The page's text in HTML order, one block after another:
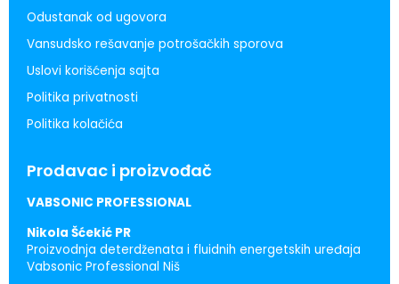
Odustanak od ugovora
Vansudsko rešavanje potrošačkih sporova
Uslovi korišćenja sajta
Politika privatnosti
Politika kolačića
Prodavac i proizvođač
VABSONIC PROFESSIONAL
Nikola Šćekić PR
Proizvodnja deterdženata i fluidnih energetskih uređaja
Vabsonic Professional Niš